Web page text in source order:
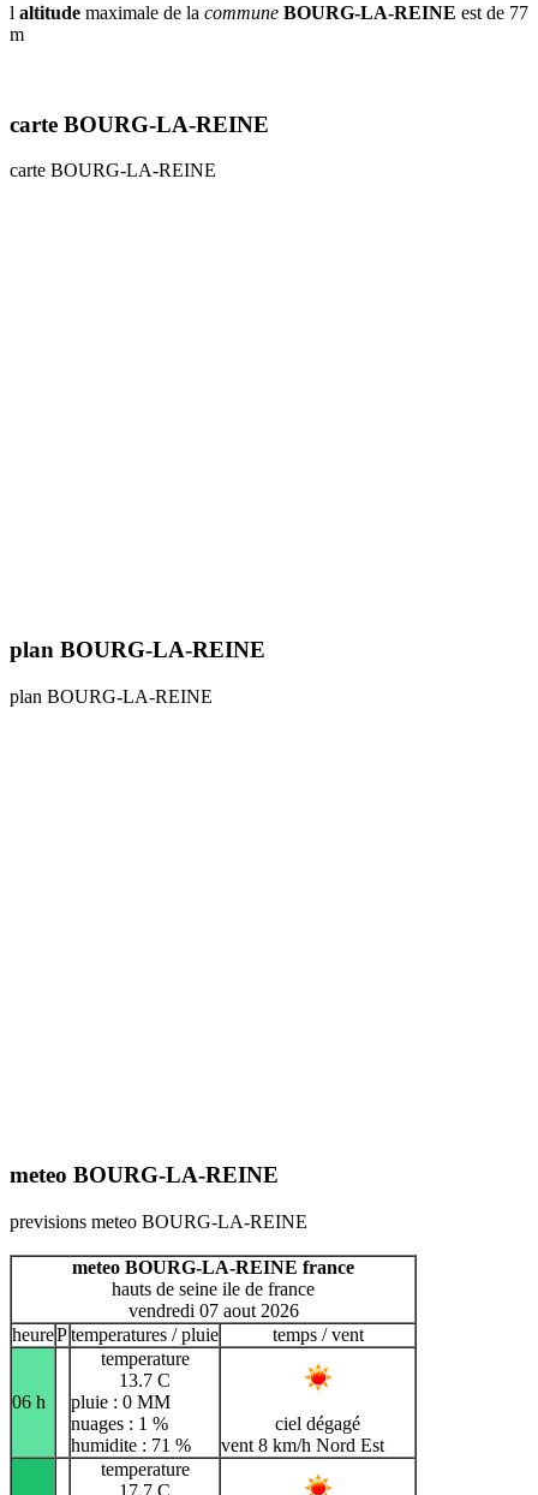
l altitude maximale de la commune BOURG-LA-REINE est de 77
m
carte BOURG-LA-REINE
carte BOURG-LA-REINE
plan BOURG-LA-REINE
plan BOURG-LA-REINE
meteo BOURG-LA-REINE
previsions meteo BOURG-LA-REINE
meteo BOURG-LA-REINE france
hauts de seine ile de france
vendredi 07 aout 2026
heurePtemperatures / pluie temps / vent
06 h
temperature
13.7 C
pluie : 0 MM
nuages : 1 %
humidite : 71 %
ciel dégagé
vent 8 km/h Nord Est
temperature
17.7 C